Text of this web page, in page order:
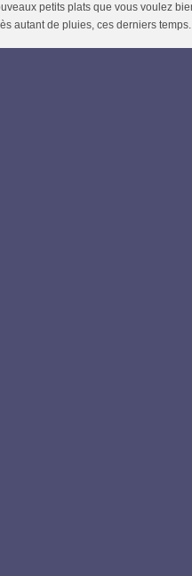
petits plats que vous voulez
autant de pluies, ces derniers